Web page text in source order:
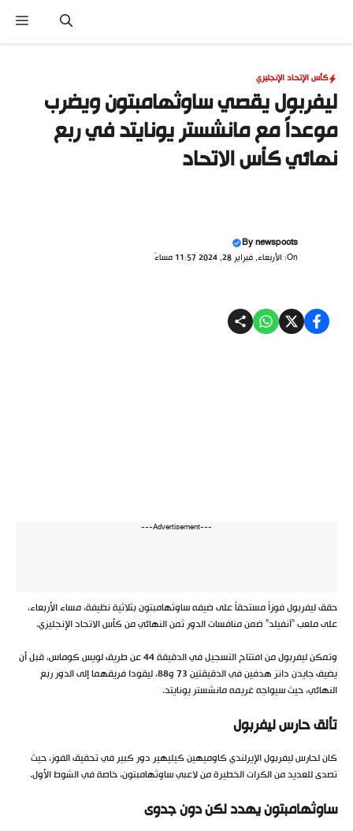
المحتوى
كأس الإتحاد الإنجليزي
ليفربول يقصي ساوثهامبتون ويضرب
موعداً مع مانشستر يونايتد في ربع
نهائي كأس الاتحاد
Bynewspoots
On: الأربعاء, فبراير 28, 2024 11:57 مساءً
---Advertisement---
حقق ليفربول فوزاً مستحقاً على ضيفه ساوثهامبتون بثلاثية نظيفة، مساء الأربعاء،
على ملعب “آنفيلد” ضمن منافسات الدور ثمن النهائي من كأس الاتحاد الإنجليزي.
وتمكن ليفربول من افتتاح التسجيل في الدقيقة 44 عن طريق لويس كوماس، قبل أن
يضيف جايدن دانز هدفين في الدقيقتين 73 و88، ليقودا فريقهما إلى الدور ربع
النهائي، حيث سيواجه غريمه مانشستر يونايتد.
تألق حارس ليفربول
كان لحارس ليفربول الإيرلندي كاوميهين كيليهير دور كبير في تحقيق الفوز، حيث
تصدى للعديد من الكرات الخطيرة من لاعبي ساوثهامبتون، خاصة في الشوط الأول.
ساوثهامبتون يهدد لكن دون جدوى